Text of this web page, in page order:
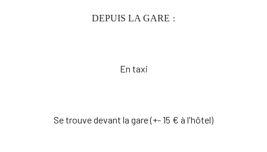
DEPUIS LA GARE :
En taxi
Se trouve devant la gare (+- 15 € à l'hôtel)